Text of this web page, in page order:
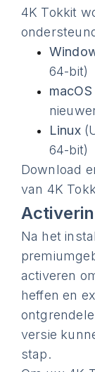
4K Tokkit
64-bit)
macOS
Linux
64-bit)
Download
van 4K
Na het
activeren
heffen en
versie
stap.